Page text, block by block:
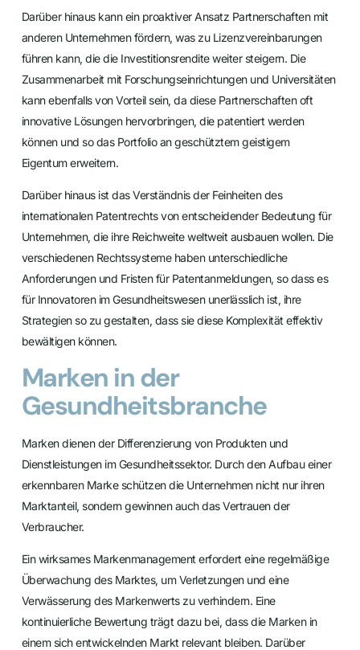
Darüber hinaus kann ein proaktiver Ansatz Partnerschaften mit
anderen Unternehmen fördern, was zu Lizenzvereinbarungen
führen kann, die die Investitionsrendite weiter steigern. Die
Zusammenarbeit mit Forschungseinrichtungen und Universitäten
kann ebenfalls von Vorteil sein, da diese Partnerschaften oft
innovative Lösungen hervorbringen, die patentiert werden
können und so das Portfolio an geschütztem geistigem
Eigentum erweitern.
Darüber hinaus ist das Verständnis der Feinheiten des
internationalen Patentrechts von entscheidender Bedeutung für
Unternehmen, die ihre Reichweite weltweit ausbauen wollen. Die
verschiedenen Rechtssysteme haben unterschiedliche
Anforderungen und Fristen für Patentanmeldungen, so dass es
für Innovatoren im Gesundheitswesen unerlässlich ist, ihre
Strategien so zu gestalten, dass sie diese Komplexität effektiv
bewältigen können.
Marken in der
Gesundheitsbranche
Marken dienen der Differenzierung von Produkten und
Dienstleistungen im Gesundheitssektor. Durch den Aufbau einer
erkennbaren Marke schützen die Unternehmen nicht nur ihren
Marktanteil, sondern gewinnen auch das Vertrauen der
Verbraucher.
Ein wirksames Markenmanagement erfordert eine regelmäßige
Überwachung des Marktes, um Verletzungen und eine
Verwässerung des Markenwerts zu verhindern. Eine
kontinuierliche Bewertung trägt dazu bei, dass die Marken in
einem sich entwickelnden Markt relevant bleiben. Darüber